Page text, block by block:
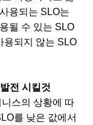
용되는 SLO는
될 수 있는 SLO
용되지 않는 SLO
전 시킬것
스의 상황에 따
를 낮은 값에서